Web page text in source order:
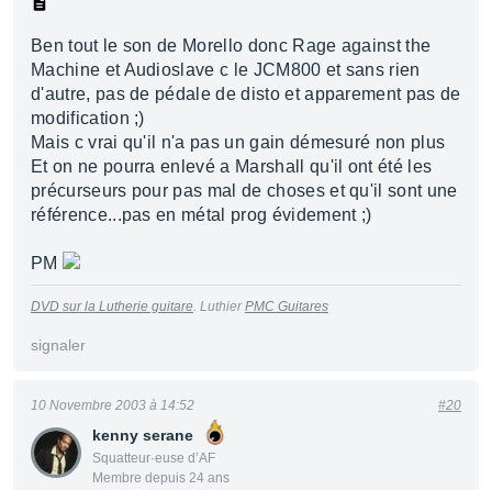
Ben tout le son de Morello donc Rage against the
Machine et Audioslave c le JCM800 et sans rien
d'autre, pas de pédale de disto et apparement pas de
modification ;)
Mais c vrai qu'il n'a pas un gain démesuré non plus
Et on ne pourra enlevé a Marshall qu'il ont été les
précurseurs pour pas mal de choses et qu'il sont une
référence...pas en métal prog évidement ;)
PM
DVD sur la Lutherie guitare. LuthierPMC Guitares
signaler
kenny serane
Squatteur·euse d’AF
Membre depuis 24 ans
10 Novembre 2003 à 14:52 #20